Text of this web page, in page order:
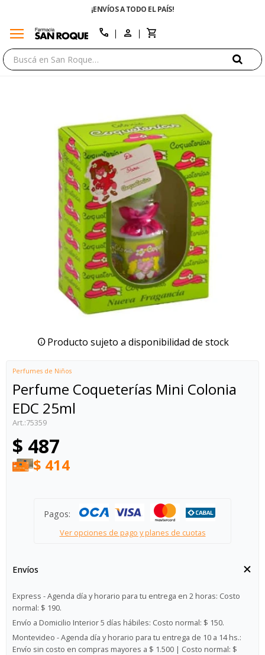
¡ENVÍOS A TODO EL PAÍS!
menu call
Producto sujeto a disponibilidad de stock
Perfumes de Niños
Perfume Coqueterías Mini Colonia
EDC 25ml
75359
$ 487
$ 414
Pagos:
Ver opciones de pago y planes de cuotas
Envíos
Express - Agenda día y horario para tu entrega en 2 horas: Costo
normal: $ 190.
Envío a Domicilio Interior 5 días hábiles: Costo normal: $ 150.
Montevideo - Agenda día y horario para tu entrega de 10 a 14 hs.:
Envío sin costo en compras mayores a $ 1.500 | Costo normal: $
close